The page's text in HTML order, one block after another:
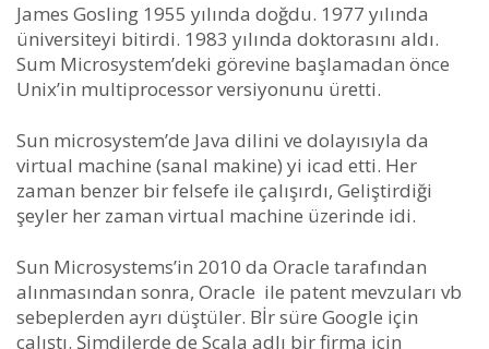
James Gosling 1955 yılında doğdu. 1977 yılında
üniversiteyi bitirdi. 1983 yılında doktorasını aldı.
Sum Microsystem’deki görevine başlamadan önce
Unix’in multiprocessor versiyonunu üretti.
Sun microsystem’de Java dilini ve dolayısıyla da
virtual machine (sanal makine) yi icad etti. Her
zaman benzer bir felsefe ile çalışırdı, Geliştirdiği
şeyler her zaman virtual machine üzerinde idi.
Sun Microsystems’in 2010 da Oracle tarafından
alınmasından sonra, Oracle ile patent mevzuları vb
sebeplerden ayrı düştüler. Bİr süre Google için
çalıştı. Şimdilerde de Scala adlı bir firma için